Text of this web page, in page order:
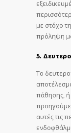
με στόχο
πρόληψη
5.
Το
πάθησης, ή
αυτές τις